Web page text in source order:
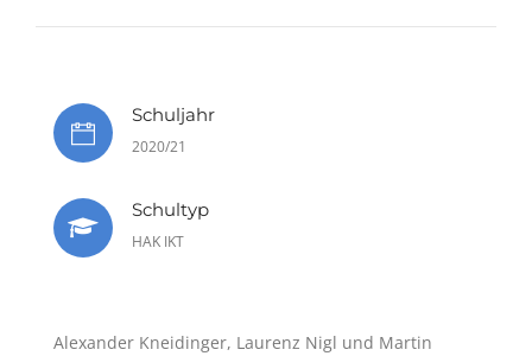
Schuljahr
2020/21
Schultyp
HAK IKT
Alexander Kneidinger, Laurenz Nigl und Martin